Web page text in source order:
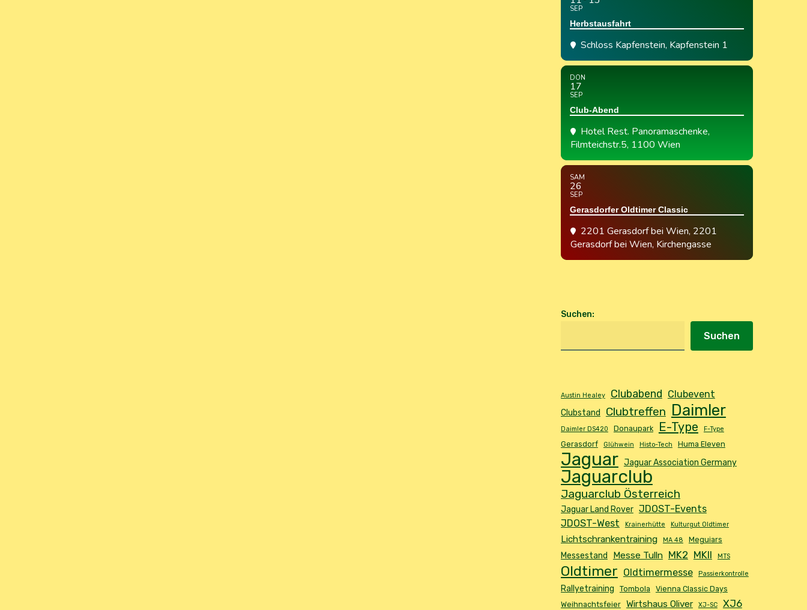
SEP
Herbstausfahrt
Schloss Kapfenstein, Kapfenstein 1
DON
17
SEP
Club-Abend
Hotel Rest. Panoramaschenke,
Filmteichstr.5, 1100 Wien
SAM
26
SEP
Gerasdorfer Oldtimer Classic
2201 Gerasdorf bei Wien, 2201
Gerasdorf bei Wien, Kirchengasse
Suchen:
Suchen
Austin Healey Clubabend Clubevent
Clubstand Clubtreffen Daimler
Daimler DS420 Donaupark E-Type F-Type
Gerasdorf Glühwein Histo-Tech Huma Eleven
Jaguar Jaguar Association Germany
Jaguarclub
Jaguarclub Österreich
Jaguar Land Rover JDOST-Events
JDOST-West
Krainerhütte Kulturgut Oldtimer
Lichtschrankentraining MA 48 Meguiars
Messestand Messe Tulln MK2 MKII MTS
Oldtimer Oldtimermesse Passierkontrolle
Rallyetraining Tombola
Vienna Classic Days
Weihnachtsfeier
Wirtshaus Oliver XJ-SC XJ6